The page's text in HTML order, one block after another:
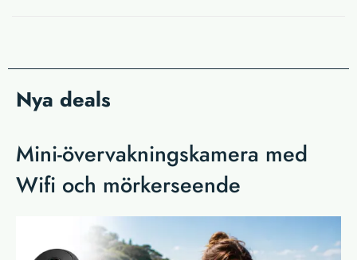
Nya deals
Mini-övervakningskamera med
Wifi och mörkerseende